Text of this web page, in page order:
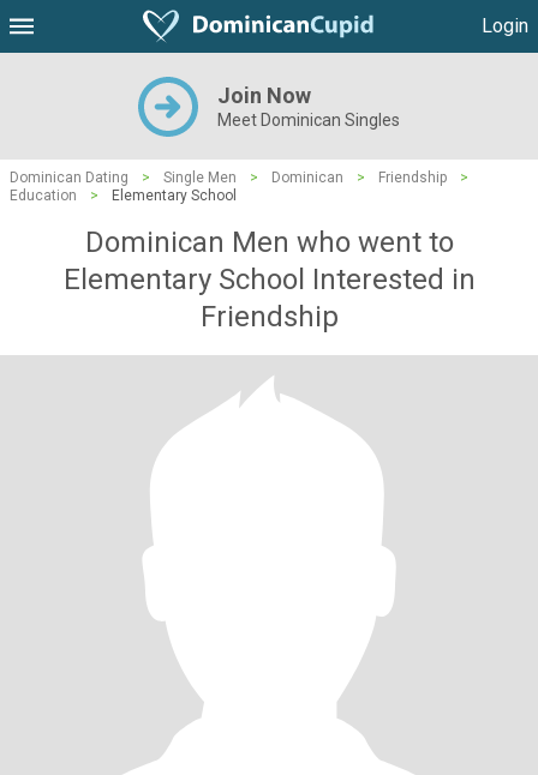
Login
Join Now
Meet Dominican Singles
Dominican Dating > Single Men > Dominican > Friendship
>
Education
> Elementary School
Dominican Men who went to
Elementary School Interested in
Friendship